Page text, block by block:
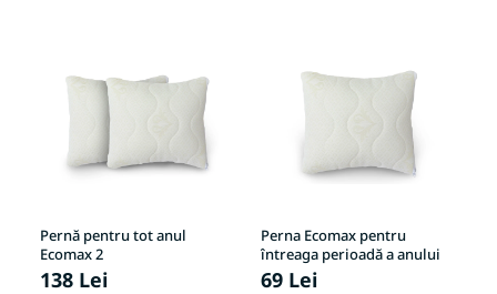
Pernă pentru tot anul
Ecomax 2
138 Lei
Perna Ecomax pentru
întreaga perioadă a anului
69 Lei